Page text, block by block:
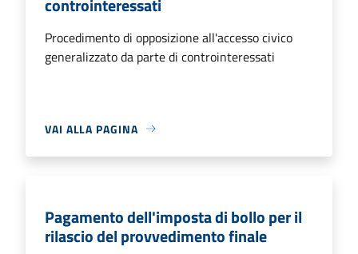
Procedimento di opposizione all'accesso civico
generalizzato da parte di controinteressati
VAI ALLA PAGINA
Pagamento dell'imposta di bollo per il
rilascio del provvedimento finale